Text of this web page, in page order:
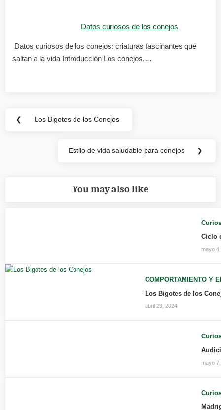
Datos curiosos de los conejos
Datos curiosos de los conejos: criaturas fascinantes que
saltan a la vida Introducción Los conejos,…
Navegación
❮
Previous
Los Bigotes de los Conejos
Next
Estilo de vida saludable para conejos ❯
You may also like
Ciclo
mayo
COMPORTAMIENTO Y
Los Bigotes de los
abril 29, 2024
mayo